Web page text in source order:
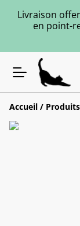
Livraison
en point-
Accueil / Produits